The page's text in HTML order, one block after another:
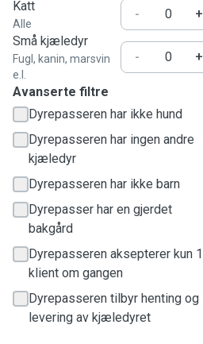
Katt
Alle
-
+
Små kjæledyr
Fugl, kanin, marsvin
e.l.
- +
Avanserte filtre
Dyrepasseren har ikke hund
Dyrepasseren har ingen andre
kjæledyr
Dyrepasseren har ikke barn
Dyrepasser har en gjerdet
bakgård
Dyrepasseren aksepterer kun 1
klient om gangen
Dyrepasseren tilbyr henting og
levering av kjæledyret